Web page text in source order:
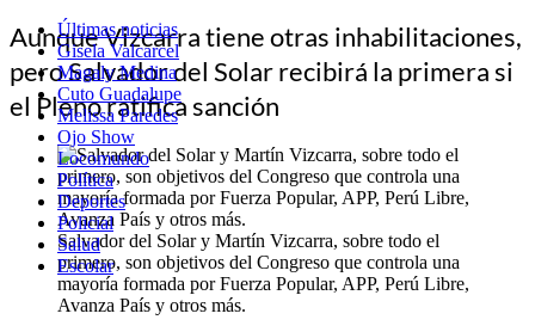
Últimas noticias
Gisela Valcarcel
Magaly Medina
Cuto Guadalupe
Melissa Paredes
Ojo Show
Locomundo
Política
Deportes
Policial
Salud
Escolar
Aunque Vizcarra tiene otras inhabilitaciones,
pero Salvador del Solar recibirá la primera si
el Pleno ratifica sanción
Salvador del Solar y Martín Vizcarra, sobre todo el
primero, son objetivos del Congreso que controla una
mayoría formada por Fuerza Popular, APP, Perú Libre,
Avanza País y otros más.